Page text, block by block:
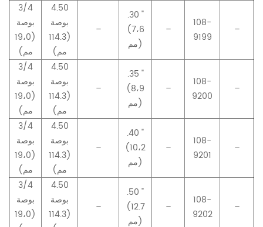
3/4
بوصة
(19،0
مم)
4.50
بوصة
(114.3
مم)
–
.30 "
(7،6
مم)
–
108-
9199
–
3/4
بوصة
(19،0
مم)
4.50
بوصة
(114.3
مم)
–
.35 "
(8،9
مم)
–
108-
9200
–
3/4
بوصة
(19،0
مم)
4.50
بوصة
(114.3
مم)
–
.40 "
(10،2
مم)
–
108-
9201
–
3/4
بوصة
(19،0
4.50
بوصة
(114.3
–
.50 "
(12.7
مم)
–
108-
9202
–